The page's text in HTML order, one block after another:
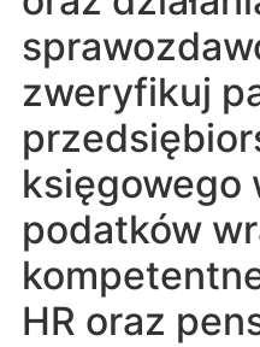
zweryfikuj
księgowego
podatków
HR oraz